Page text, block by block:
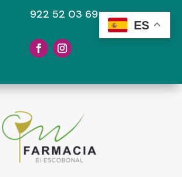
922 52 03 69
ES